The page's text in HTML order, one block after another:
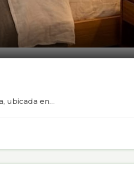
ubicada en…